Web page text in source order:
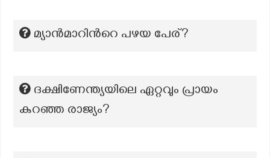
മ്യാന്‍മാറിന്‍റെ പഴയ പേര്?
ദക്ഷിണേന്ത്യയിലെ ഏറ്റവും പ്രായം
കുറഞ്ഞ രാജ്യം?